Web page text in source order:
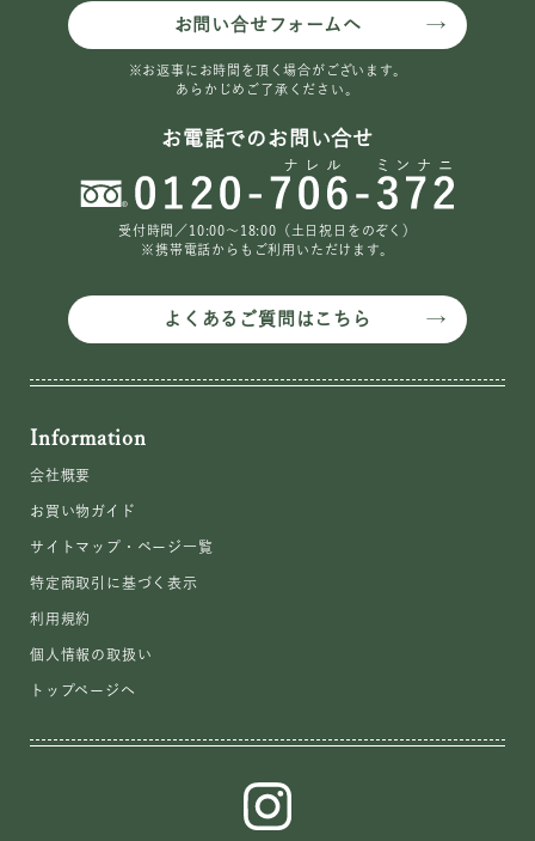
お問い合せフォームへ
※お返事にお時間を頂く場合がございます。
あらかじめご了承ください。
お電話でのお問い合せ
受付時間／10:00〜18:00（土日祝日をのぞく）
※携帯電話からもご利用いただけます。
よくあるご質問はこちら
Information
会社概要
お買い物ガイド
サイトマップ・ページ一覧
特定商取引に基づく表示
利用規約
個人情報の取扱い
トップページへ